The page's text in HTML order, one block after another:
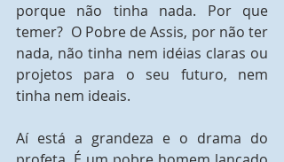
porque não tinha nada. Por que
temer?  O Pobre de Assis, por não ter
nada, não tinha nem idéias claras ou
projetos para o seu futuro, nem
tinha nem ideais.
Aí está a grandeza e o drama do